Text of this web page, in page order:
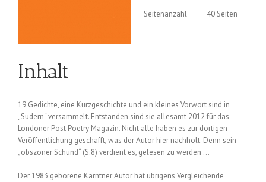
Seitenanzahl 40 Seiten
Inhalt
19 Gedichte, eine Kurzgeschichte und ein kleines Vorwort sind in
„Sudern“ versammelt. Entstanden sind sie allesamt 2012 für das
Londoner Post Poetry Magazin. Nicht alle haben es zur dortigen
Veröffentlichung geschafft, was der Autor hier nachholt. Denn sein
„obszöner Schund“ (S.8) verdient es, gelesen zu werden …
Der 1983 geborene Kärntner Autor hat übrigens Vergleichende